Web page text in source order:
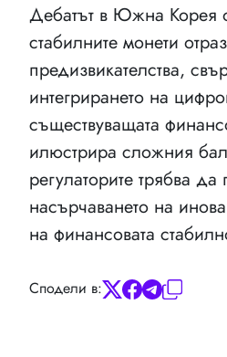
Дебатът в Южна Корея
стабилните монети
предизвикателства,
интегрирането на
съществуващата
илюстрира сложния
регулаторите трябва
насърчаването на
на финансовата
Сподели в: